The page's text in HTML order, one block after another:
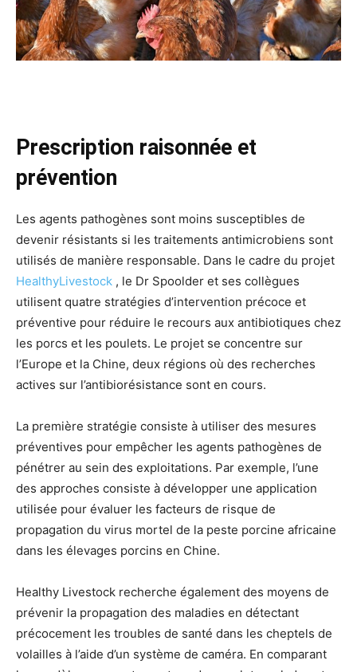
Prescription raisonnée et
prévention
Les agents pathogènes sont moins susceptibles de
devenir résistants si les traitements antimicrobiens sont
utilisés de manière responsable. Dans le cadre du projet
HealthyLivestock , le Dr Spoolder et ses collègues
utilisent quatre stratégies d’intervention précoce et
préventive pour réduire le recours aux antibiotiques chez
les porcs et les poulets. Le projet se concentre sur
l’Europe et la Chine, deux régions où des recherches
actives sur l’antibiorésistance sont en cours.
La première stratégie consiste à utiliser des mesures
préventives pour empêcher les agents pathogènes de
pénétrer au sein des exploitations. Par exemple, l’une
des approches consiste à développer une application
utilisée pour évaluer les facteurs de risque de
propagation du virus mortel de la peste porcine africaine
dans les élevages porcins en Chine.
Healthy Livestock recherche également des moyens de
prévenir la propagation des maladies en détectant
précocement les troubles de santé dans les cheptels de
volailles à l’aide d’un système de caméra. En comparant